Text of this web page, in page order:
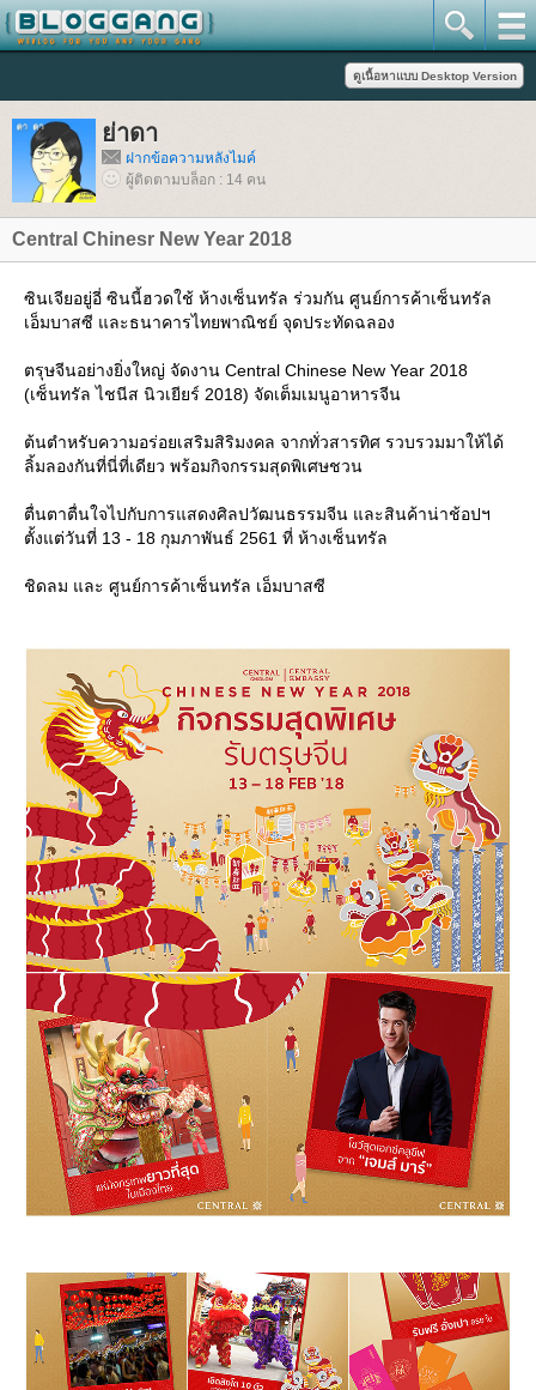
่าดา
ฝากข้อความหลังไมค์
ผู้ติดตามบล็อก : 14 คน
Central Chinesr New Year 2018
ซินเจียอยู่อี่ ซินนี้ฮวดใช้ ห้างเซ็นทรัล ร่วมกัน ศูนย์การค้าเซ็นทรัล
เอ็มบาสซี และธนาคารไทยพาณิชย์ จุดประทัดฉลอง
ตรุษจีนอย่างยิ่งใหญ่ จัดงาน Central Chinese New Year 2018
(เซ็นทรัล ไชนีส นิวเยียร์ 2018) จัดเต็มเมนูอาหารจีน
ต้นตำหรับความอร่อยเสริมสิริมงคล จากทั่วสารทิศ รวบรวมมาให้ได้
ลิ้มลองกันที่นี่ที่เดียว พร้อมกิจกรรมสุดพิเศษชวน
ตื่นตาตื่นใจไปกับการแสดงศิลปวัฒนธรรมจีน และสินค้าน่าช้อปฯ
ตั้งแต่วันที่ 13 - 18 กุมภาพันธ์ 2561 ที่ ห้างเซ็นทรัล
ชิดลม และ ศูนย์การค้าเซ็นทรัล เอ็มบาสซี